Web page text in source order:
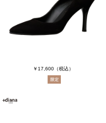
￥17,600（税込）